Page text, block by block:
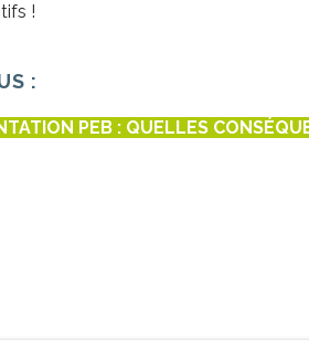
!
:
PEB : QUELLES